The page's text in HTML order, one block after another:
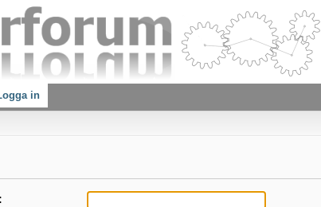
in